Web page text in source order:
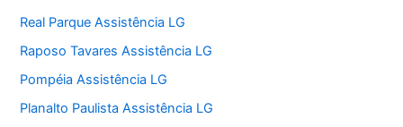
Real Parque Assistência LG
Raposo Tavares Assistência LG
Pompéia Assistência LG
Planalto Paulista Assistência LG